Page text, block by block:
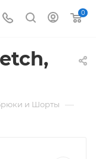
0
и Шорты —